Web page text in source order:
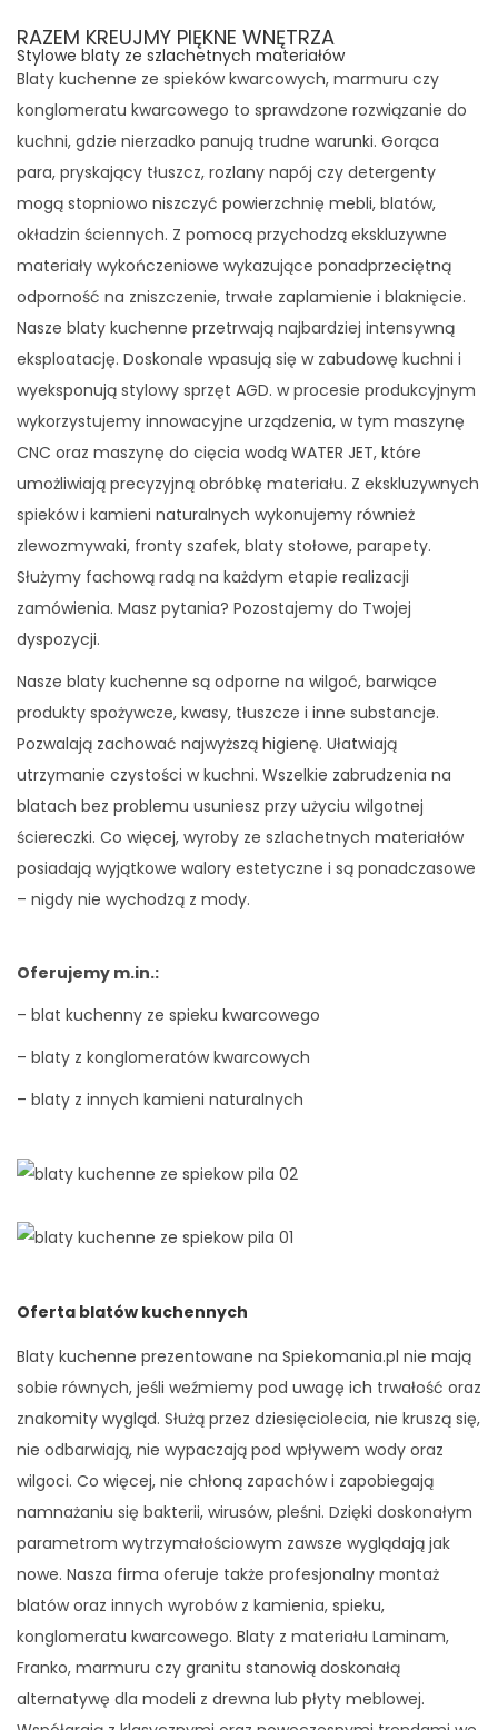
RAZEM KREUJMY PIĘKNE WNĘTRZA
Stylowe blaty ze szlachetnych materiałów
Blaty kuchenne ze spieków kwarcowych, marmuru czy
konglomeratu kwarcowego to sprawdzone rozwiązanie do
kuchni, gdzie nierzadko panują trudne warunki. Gorąca
para, pryskający tłuszcz, rozlany napój czy detergenty
mogą stopniowo niszczyć powierzchnię mebli, blatów,
okładzin ściennych. Z pomocą przychodzą ekskluzywne
materiały wykończeniowe wykazujące ponadprzeciętną
odporność na zniszczenie, trwałe zaplamienie i blaknięcie.
Nasze blaty kuchenne przetrwają najbardziej intensywną
eksploatację. Doskonale wpasują się w zabudowę kuchni i
wyeksponują stylowy sprzęt AGD. w procesie produkcyjnym
wykorzystujemy innowacyjne urządzenia, w tym maszynę
CNC oraz maszynę do cięcia wodą WATER JET, które
umożliwiają precyzyjną obróbkę materiału. Z ekskluzywnych
spieków i kamieni naturalnych wykonujemy również
zlewozmywaki, fronty szafek, blaty stołowe, parapety.
Służymy fachową radą na każdym etapie realizacji
zamówienia. Masz pytania? Pozostajemy do Twojej
dyspozycji.
Nasze blaty kuchenne są odporne na wilgoć, barwiące
produkty spożywcze, kwasy, tłuszcze i inne substancje.
Pozwalają zachować najwyższą higienę. Ułatwiają
utrzymanie czystości w kuchni. Wszelkie zabrudzenia na
blatach bez problemu usuniesz przy użyciu wilgotnej
ściereczki. Co więcej, wyroby ze szlachetnych materiałów
posiadają wyjątkowe walory estetyczne i są ponadczasowe
– nigdy nie wychodzą z mody.
Oferujemy m.in.:
– blat kuchenny ze spieku kwarcowego
– blaty z konglomeratów kwarcowych
– blaty z innych kamieni naturalnych
Oferta blatów kuchennych
Blaty kuchenne prezentowane na Spiekomania.pl nie mają
sobie równych, jeśli weźmiemy pod uwagę ich trwałość oraz
znakomity wygląd. Służą przez dziesięciolecia, nie kruszą się,
nie odbarwiają, nie wypaczają pod wpływem wody oraz
wilgoci. Co więcej, nie chłoną zapachów i zapobiegają
namnażaniu się bakterii, wirusów, pleśni. Dzięki doskonałym
parametrom wytrzymałościowym zawsze wyglądają jak
nowe. Nasza firma oferuje także profesjonalny montaż
blatów oraz innych wyrobów z kamienia, spieku,
konglomeratu kwarcowego. Blaty z materiału Laminam,
Franko, marmuru czy granitu stanowią doskonałą
alternatywę dla modeli z drewna lub płyty meblowej.